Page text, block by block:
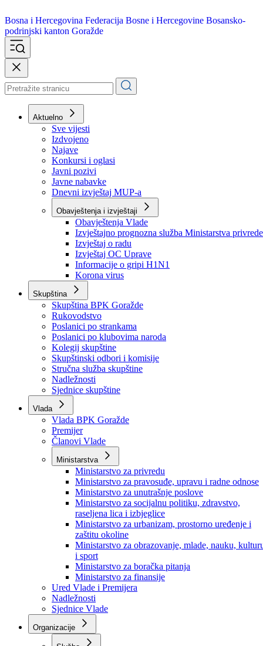
Bosna i Hercegovina
podrinjski kanton Goražde
Aktuelno
Sve vijesti
Izdvojeno
Najave
Konkursi i oglasi
Javni pozivi
Javne nabavke
Dnevni izvještaj MUP-a
Obavještenja i izvještaji
Obavještenja Vlade
Izvještajno prognozna služba Ministarstva privrede
Izvještaj o radu
Izvještaj OC Uprave
Informacije o gripi H1N1
Korona virus
Skupština
Skupština BPK Goražde
Rukovodstvo
Poslanici po strankama
Poslanici po klubovima naroda
Kolegij skupštine
Skupštinski odbori i komisije
Stručna služba skupštine
Nadležnosti
Sjednice skupštine
Vlada
Vlada BPK Goražde
Premijer
Članovi Vlade
Ministarstva
Ministarstvo za privredu
Ministarstvo za pravosuđe, upravu i radne odnose
Ministarstvo za unutrašnje poslove
Ministarstvo za socijalnu politiku, zdravstvo,
raseljena lica i izbjeglice
Ministarstvo za urbanizam, prostorno uređenje i
zaštitu okoline
Ministarstvo za obrazovanje, mlade, nauku,
i sport
Ministarstvo za boračka pitanja
Ministarstvo za finansije
Ured Vlade i Premijera
Nadležnosti
Sjednice Vlade